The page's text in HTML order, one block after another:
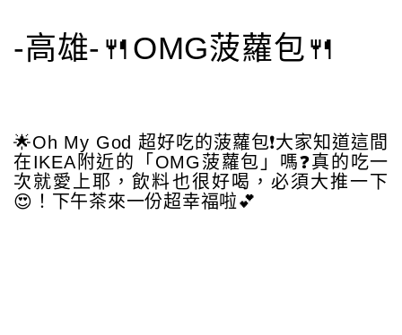
-高雄-🍴OMG菠蘿包🍴
🌟Oh My God 超好吃的菠蘿包❗️大家知道這間
在IKEA附近的「OMG菠蘿包」嗎❓真的吃一
次就愛上耶，飲料也很好喝，必須大推一下
😍！下午茶來一份超幸福啦💕